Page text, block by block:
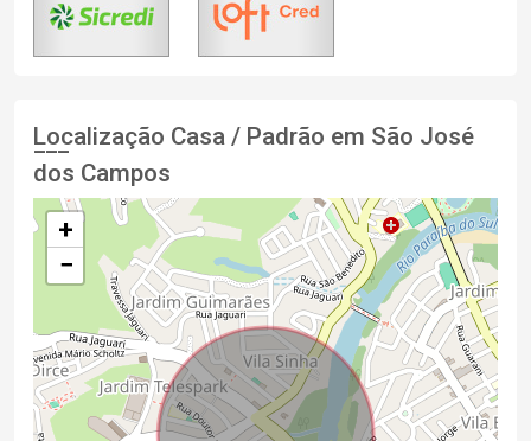
Localização Casa / Padrão em São José
dos Campos
+
−